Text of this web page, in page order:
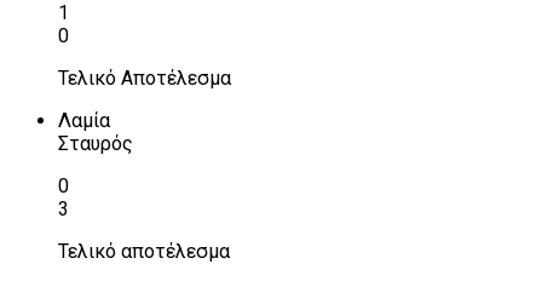
1
0
Τελικό Αποτέλεσμα
Λαμία
Σταυρός
0
3
Τελικό αποτέλεσμα